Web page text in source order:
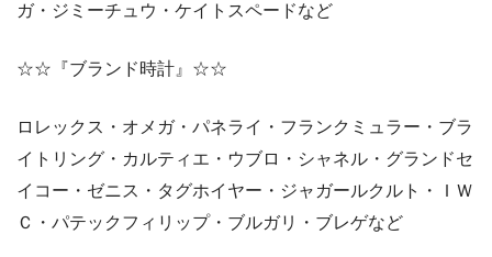
ガ・ジミーチュウ・ケイトスペードなど
☆☆『ブランド時計』☆☆
ロレックス・オメガ・パネライ・フランクミュラー・ブラ
イトリング・カルティエ・ウブロ・シャネル・グランドセ
イコー・ゼニス・タグホイヤー・ジャガールクルト・ＩＷ
Ｃ・パテックフィリップ・ブルガリ・ブレゲなど